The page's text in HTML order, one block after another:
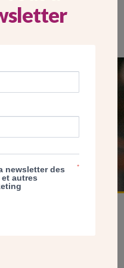
et des Chantiers du
DON
newsletter des
autres
*